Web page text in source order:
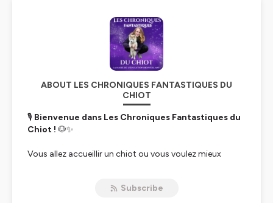
ABOUT LES CHRONIQUES FANTASTIQUES DU
CHIOT
🎙 Bienvenue dans Les Chroniques Fantastiques du
Chiot ! 🐶✨
Vous allez accueillir un chiot ou vous voulez mieux
, comportementaliste et éducatrice
Subscribe